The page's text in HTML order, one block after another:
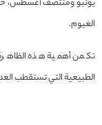
يونيو ومنتصف أغسطس،
الغيوم.
تكمن أهمية هذه
الطبيعية التي تستقطب